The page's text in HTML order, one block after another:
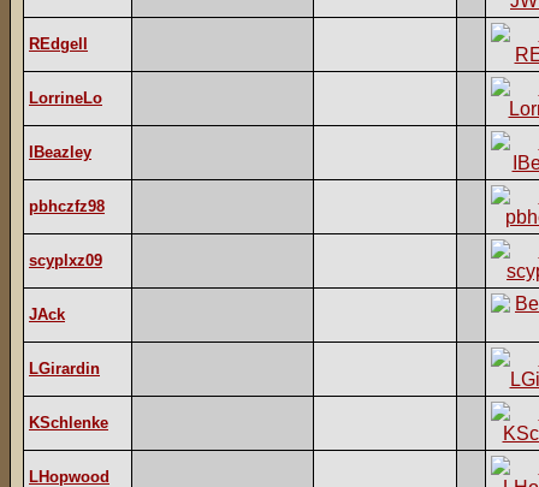
REdgell
LorrineLo
IBeazley
pbhczfz98
scyplxz09
JAck
LGirardin
KSchlenke
LHopwood